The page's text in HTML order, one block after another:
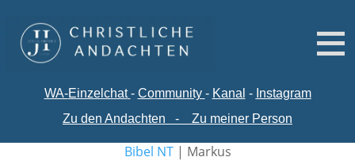
WA-Einzelchat - Community - Kanal - Instagram
Zu den Andachten
- Zu meiner Person
Bibel NT| Markus